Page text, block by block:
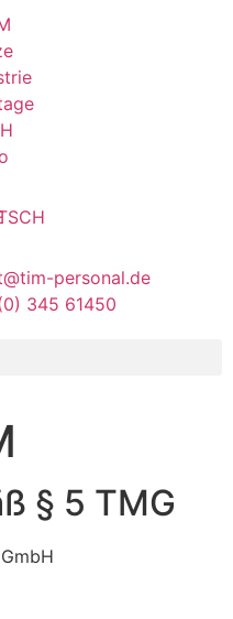
personal.de
345 61450
§ 5 TMG